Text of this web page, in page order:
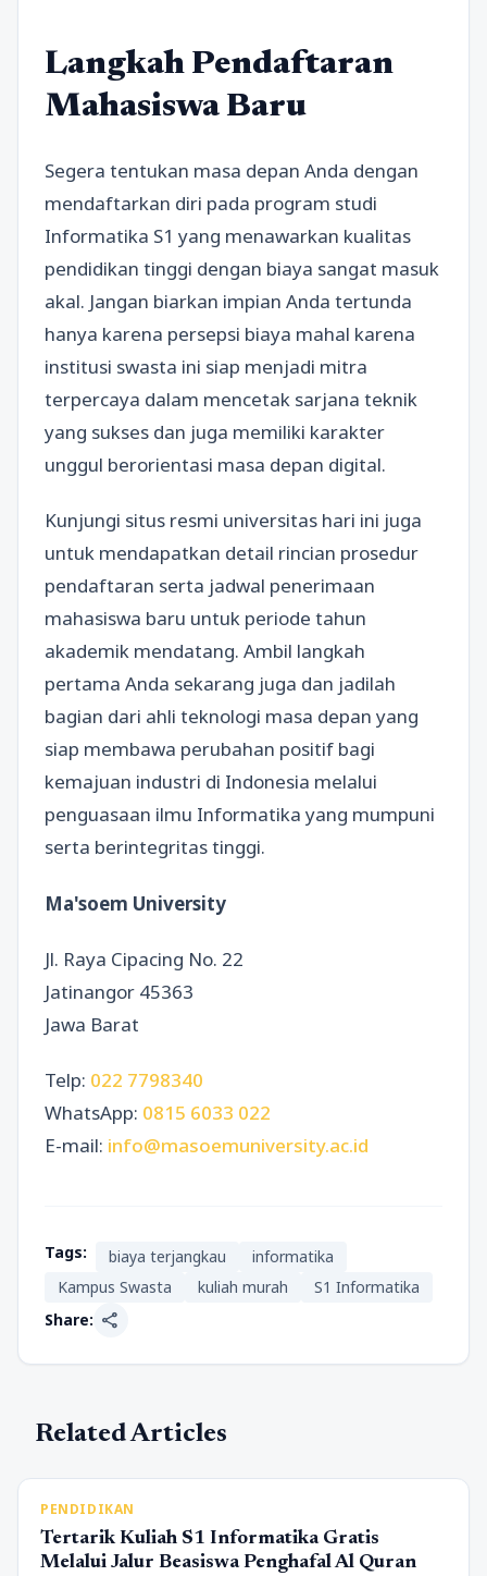
Langkah Pendaftaran
Mahasiswa Baru
Segera tentukan masa depan Anda dengan
mendaftarkan diri pada program studi
Informatika S1 yang menawarkan kualitas
pendidikan tinggi dengan biaya sangat masuk
akal. Jangan biarkan impian Anda tertunda
hanya karena persepsi biaya mahal karena
institusi swasta ini siap menjadi mitra
terpercaya dalam mencetak sarjana teknik
yang sukses dan juga memiliki karakter
unggul berorientasi masa depan digital.
Kunjungi situs resmi universitas hari ini juga
untuk mendapatkan detail rincian prosedur
pendaftaran serta jadwal penerimaan
mahasiswa baru untuk periode tahun
akademik mendatang. Ambil langkah
pertama Anda sekarang juga dan jadilah
bagian dari ahli teknologi masa depan yang
siap membawa perubahan positif bagi
kemajuan industri di Indonesia melalui
penguasaan ilmu Informatika yang mumpuni
serta berintegritas tinggi.
Ma'soem University
Jl. Raya Cipacing No. 22
Jatinangor 45363
Jawa Barat
Telp: 022 7798340
WhatsApp: 0815 6033 022
E-mail: info@masoemuniversity.ac.id
Tags: biaya terjangkau
informatika
Kampus Swasta
kuliah murah
S1 Informatika
Share: share
Related Articles
PENDIDIKAN
Tertarik Kuliah S1 Informatika Gratis
Melalui Jalur Beasiswa Penghafal Al Quran